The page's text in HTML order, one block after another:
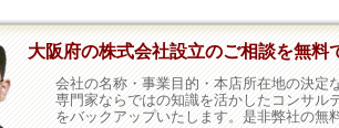
大阪府の株式会社設立のご相談を無料
会社の名称・事業目的・本店所在地の決定
専門家ならではの知識を活かしたコンサル
をバックアップいたします。是非弊社の無